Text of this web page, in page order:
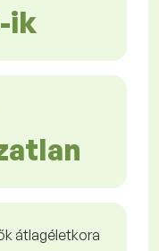
ik
átlagéletkora